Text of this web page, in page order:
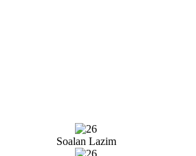
Soalan Lazim